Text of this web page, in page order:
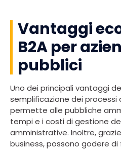
Vantaggi
B2A per
pubblici
Uno dei principali vantaggi
semplificazione dei processi
permette alle pubbliche
tempi e i costi di gestione
amministrative. Inoltre,
business, possono godere